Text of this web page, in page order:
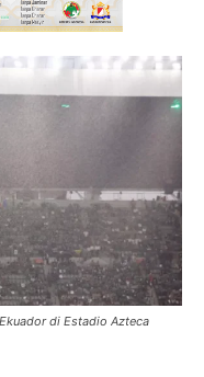
di Estadio Azteca